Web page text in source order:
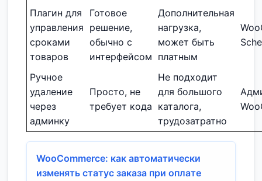
Плагин для
управления
сроками
товаров
Готовое
решение,
обычно с
интерфейсом
Дополнительная
нагрузка,
может быть
платным
Ручное
удаление
через
админку
Просто, не
требует кода
Не подходит
для большого
каталога,
трудозатратно
WooCommerce: как автоматически
изменять статус заказа при оплате